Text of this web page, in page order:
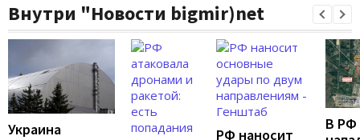
Внутри "Новости bigmir)net
Украина
РФ наносит
В РФ